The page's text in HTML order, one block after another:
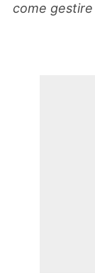
come